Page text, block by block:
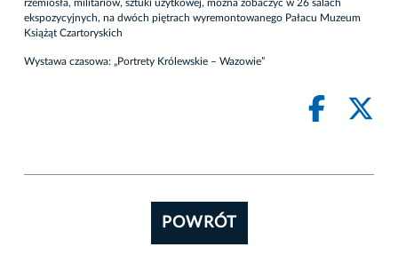
rzemiosła, militariów, sztuki użytkowej, można zobaczyć w 26 salach
ekspozycyjnych, na dwóch piętrach wyremontowanego Pałacu Muzeum
Książąt Czartoryskich
Wystawa czasowa: „Portrety Królewskie – Wazowie”
POWRÓT